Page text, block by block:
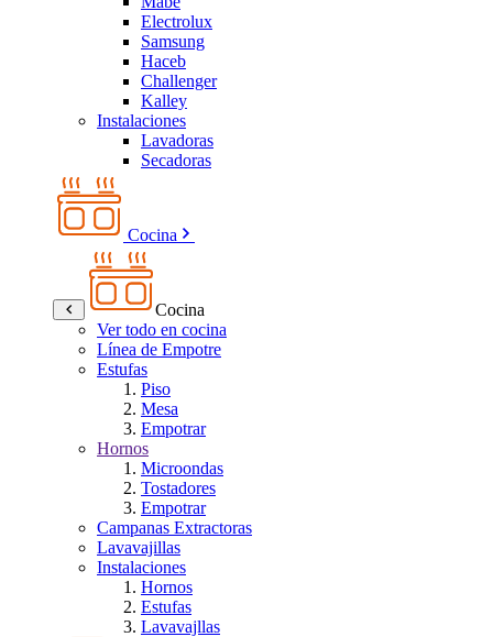
Electrolux
Samsung
Haceb
Challenger
Kalley
Instalaciones
Lavadoras
Secadoras
Cocina
Cocina
Ver todo en cocina
Línea de Empotre
Estufas
Piso
Mesa
Empotrar
Hornos
Microondas
Tostadores
Empotrar
Campanas Extractoras
Lavavajillas
Instalaciones
Hornos
Estufas
Lavavajllas